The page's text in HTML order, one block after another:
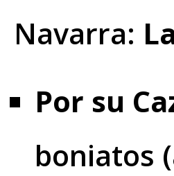
Navarra:
Por su
boniatos